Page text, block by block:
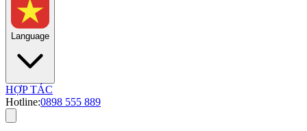
Language
HỢP TÁC
Hotline:0898 555 889